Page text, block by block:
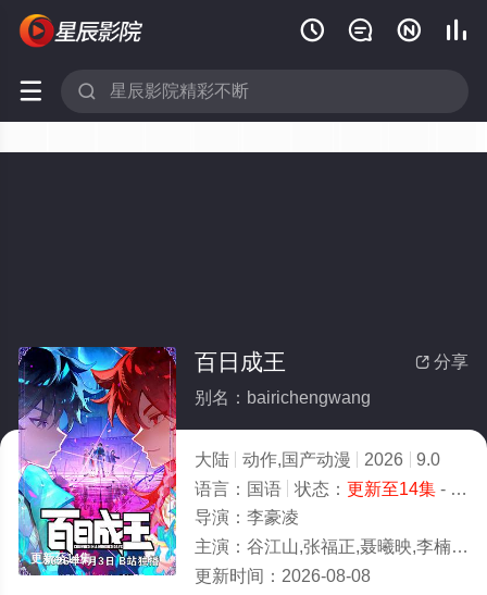
   
 
更新至14集
 分享
百日成王
别名：bairichengwang
大陆 动作,国产动漫 2026
9.0
语言： 国语 状态： 更新至14集- 可以高清免费在线观看
导演： 李豪凌
主演： 谷江山,张福正,聂曦映,李楠,姜贺,赵熠彤,若瑾
更新时间： 2026-08-08